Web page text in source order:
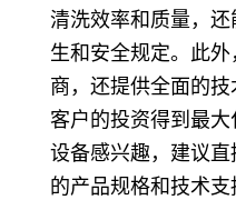
清洗效率和质量，
生和安全规定。此
商，还提供全面的
客户的投资得到最
设备感兴趣，建议
的产品规格和技术支